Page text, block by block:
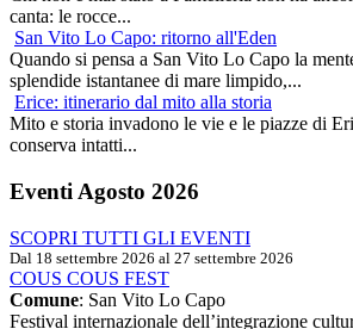
canta: le rocce...
San Vito Lo Capo: ritorno all'Eden
Quando si pensa a San Vito Lo Capo la
splendide istantanee di mare limpido,...
Erice: itinerario dal mito alla storia
Mito e storia invadono le vie e le piazze di
conserva intatti...
Eventi Agosto 2026
SCOPRI TUTTI GLI EVENTI
Dal 18 settembre 2026 al 27 settembre 2026
COUS COUS FEST
Comune: San Vito Lo Capo
Festival internazionale dell’integrazione